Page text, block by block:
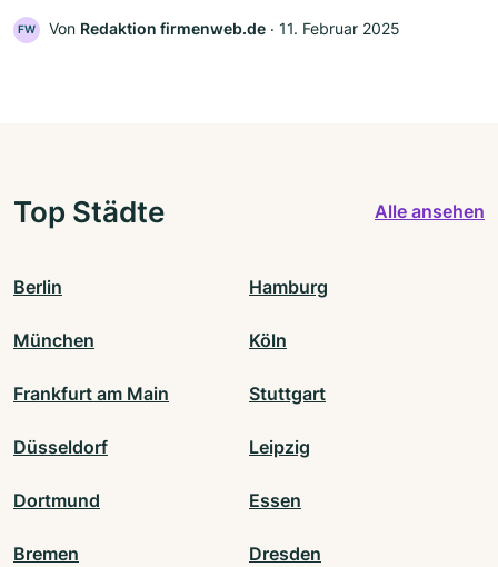
FW Von Redaktion firmenweb.de ‧ 11. Februar 2025
Top Städte Alle ansehen
Berlin Hamburg
München Köln
Frankfurt am Main Stuttgart
Düsseldorf Leipzig
Dortmund Essen
Bremen Dresden